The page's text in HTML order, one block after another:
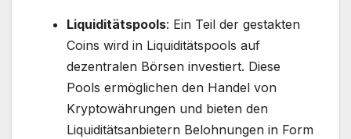
Liquiditätspools: Ein Teil der gestakten
Coins wird in Liquiditätspools auf
dezentralen Börsen investiert. Diese
Pools ermöglichen den Handel von
Kryptowährungen und bieten den
Liquiditätsanbietern Belohnungen in Form